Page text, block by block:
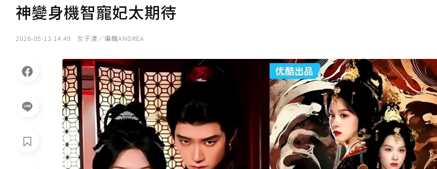
神變身機智寵妃太期待
2026-05-13 14:49 女子漾／編輯ANDREA